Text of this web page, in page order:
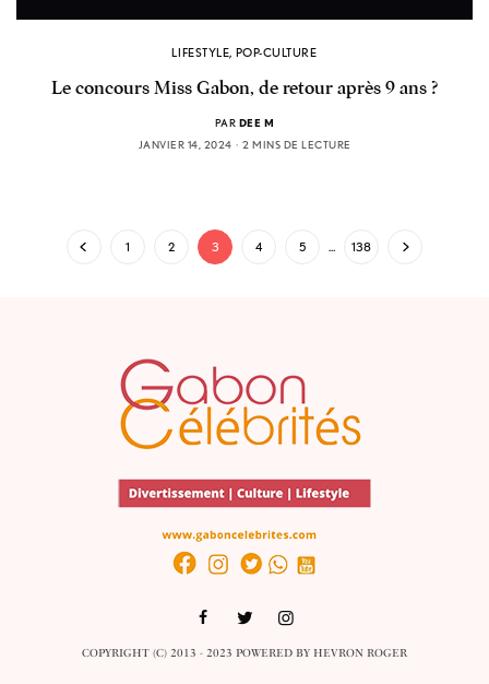
LIFESTYLE, POP-CULTURE
Le concours Miss Gabon, de retour après 9 ans ?
PAR DEE M
JANVIER 14, 2024
2 MINS DE LECTURE
1 2 3 4 5 … 138
COPYRIGHT (C) 2013 - 2023 POWERED BYHEVRON ROGER